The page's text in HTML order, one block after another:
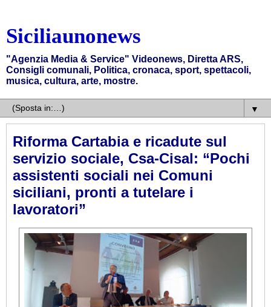
Siciliaunonews
"Agenzia Media & Service" Videonews, Diretta ARS,
Consigli comunali, Politica, cronaca, sport, spettacoli,
musica, cultura, arte, mostre.
▼
Riforma Cartabia e ricadute sul
servizio sociale, Csa-Cisal: “Pochi
assistenti sociali nei Comuni
siciliani, pronti a tutelare i
lavoratori”